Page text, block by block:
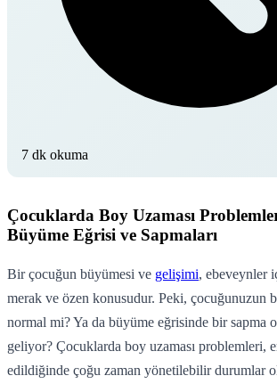
7 dk okuma
Çocuklarda Boy Uzaması
Büyüme Eğrisi ve Sapmaları
Bir çocuğun büyümesi ve gelişimi, ebeveynler
merak ve özen konusudur. Peki, çocuğunuzun
normal mi? Ya da büyüme eğrisinde bir sapma
geliyor? Çocuklarda boy uzaması problemleri,
edildiğinde çoğu zaman yönetilebilir durumlar